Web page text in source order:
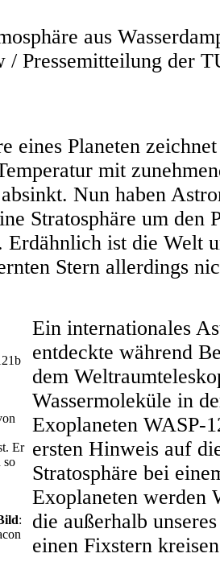
aus
/ Pressemitteilung der
eines Planeten
mit
Nun haben
Stratosphäre um den
Erdähnlich ist die Welt
Stern allerdings
Er
so
:
Ein internationales
entdeckte während
dem
Wassermoleküle in
Exoplaneten WASP-
ersten Hinweis auf
Stratosphäre bei
Exoplaneten werden
die außerhalb
einen Fixstern